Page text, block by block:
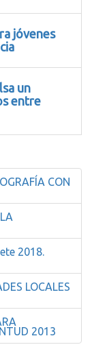
jóvenes
un
entre
CON
2018.
LOCALES
2013